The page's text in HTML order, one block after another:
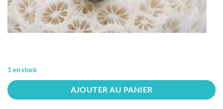
1 en stock
AJOUTER AU PANIER